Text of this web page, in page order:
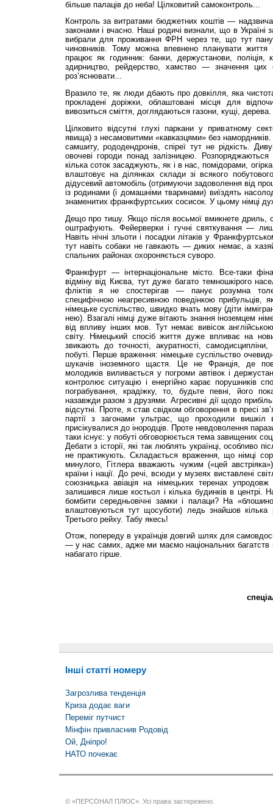
більше палаців до неба! Цілковитий самоконтроль...
Контроль за витратами бюджетних коштів —
законами і вчасно. Наші родичі визнали, що в Україні
вибрали для проживання ФРН через те, що тут
чиновників. Тому можна впевнено планувати
працює як годинник: банки, держустанови, полі­ція,
здирництво, рейдерство, хамство — значення цих
роз’яснювати...
Вразило те, як люди дбають про довкілля, яка
прокладені доріжки, облаштовані місця для
вивозиться сміття, доглядаються газони, кущі, дерева.
Цілковито відсутні глухі паркани у приватному
явища) з несамовитими «кавказцями» без намордників.
самшиту, рододендронів, спі­реї тут не рідкість.
овочеві городи понад залізницею.
кілька соток засаджують, як і в нас, помідорами,
влаштовує на ділянках склади зі всякого
дідусевий автомобіль (отримуючи задоволення від
із родинами (і домашніми тваринами) виїздять
знаменитих франкфуртських сосисок. У цьому німці
Дещо про тишу. Якщо після восьмої вмикнете дриль,
оштрафують. Фейерверки і гучні святкування —
Навіть нічні зльоти і посадки літаків у
тут навіть собаки не гавкають — диких немає, а
спальних районах охороняється суворо.
Франкфурт — інтерна­­ціональне місто. Все-таки
відміну від Києва, тут дуже багато темношкірого
фліктів я не спостерігав — панує розумна
специфічною неагресивною поведінкою прибульців,
німецьке суспільство, швидко вчать мову (діти
нею). Взагалі німці дуже вітають знання іноземцем
від впливу інших мов. Тут немає вивісок
світу. Німецький спосіб життя дуже впливає на
звикають до точності, акуратності, самодисципліни,
побуті. Перше враження: німецьке суспільство
шукачів іноземного щастя. Це не Франція, де
молодиків виливається у погроми автівок і
контролює ситуацію і енергійно карає порушників
пограбування, крадіжку, то, будьте певні, його
назавжди разом з друзями. Агресивні дії щодо
відсутні. Проте, я став свід­ком обговорення в пресі
партії з загонами ультрас, що проходили
присікувалися до інородців. Проте невдоволення
таки існує: у побуті обговорюється тема завищених
Дебати з історії, які так люблять українці, особливо
не практикують. Складається враження, що німці
минулого, Гітлера вважають чужим («цей
країни і нації. До речі, всюди у музеях виставлені
союзницька авіація на німецьких теренах
залишився лише костьол і кілька будинків в центрі.
бомбити середньовічні за­мки і палаци? На
влаштовуються тут щосуботи) ледь знайшов
Третього рейху. Табу якесь!
Отож, попереду в українців довгий шлях для
— у нас самих, адже ми маємо національних багатств
набагато гірше.
Інші статті номеру
Загрозлива тенденція
Криза додає ваги
Переміг путчист
Мінфін привласнив Родовід
Ой, Дніпро!
НАТО почекає
© «ПЕРСОНАЛ ПЛЮС». Усі права застережено.